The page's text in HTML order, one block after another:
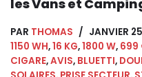
les Vans et
PAR THOMAS
JANVIER
1150 WH,16 KG,1800 W, 699
CIGARE,AVIS, BLUETTI,